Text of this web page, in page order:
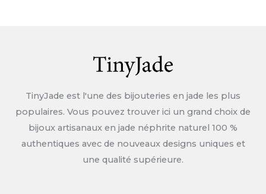
TinyJade est l'une des bijouteries en jade les plus
populaires. Vous pouvez trouver ici un grand choix de
bijoux artisanaux en jade néphrite naturel 100 %
authentiques avec de nouveaux designs uniques et
une qualité supérieure.